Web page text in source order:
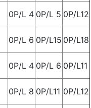
0P/L 4 0P/L 5 0P/L12
0P/L 6 0P/L15 0P/L18
0P/L 4 0P/L 6 0P/L11
0P/L 8 0P/L11 0P/L12